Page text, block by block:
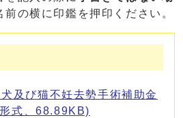
前の横に印鑑を押印ください。
及び猫不妊去勢手術補助金
式、68.89KB)